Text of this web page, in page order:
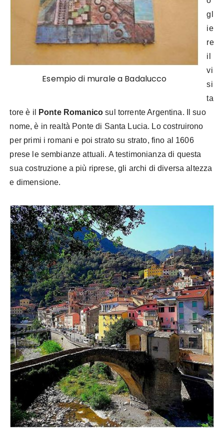
Esempio di murale a Badalucco
gl
ie
re
il
vi
si
ta
tore è il
Ponte Romanico sul torrente Argentina. Il suo
nome, è in realtà Ponte di Santa Lucia. Lo costruirono
per primi i romani e poi strato su strato, fino al 1606
prese le sembianze attuali. A testimonianza di questa
sua costruzione a più riprese, gli archi di diversa altezza
e dimensione.